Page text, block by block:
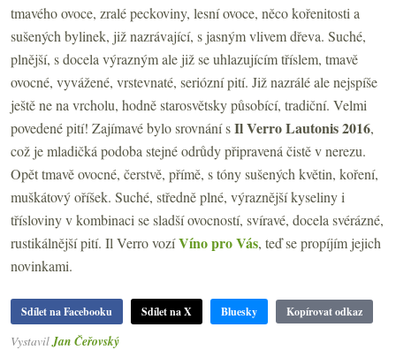
tmavého ovoce, zralé peckoviny, lesní ovoce, něco kořenitosti a
sušených bylinek, již nazrávající, s jasným vlivem dřeva. Suché,
plnější, s docela výrazným ale již se uhlazujícím tříslem, tmavě
ovocné, vyvážené, vrstevnaté, seriózní pití. Již nazrálé ale nejspíše
ještě ne na vrcholu, hodně starosvětsky působící, tradiční. Velmi
povedené pití! Zajímavé bylo srovnání sIl VerroLautonis 2016,
což je mladičká podoba stejné odrůdy připravená čistě v nerezu.
Opět tmavě ovocné, čerstvě, přímě, s tóny sušených květin, koření,
muškátový oříšek. Suché, středně plné, výraznější kyseliny i
třísloviny v kombinaci se sladší ovocností, svíravé, docela svérázné,
rustikálnější pití. Il Verro vozíVíno pro Vás, teď se propíjím jejich
novinkami.
Sdílet na Facebooku Sdílet na X Bluesky Kopírovat odkaz
Vystavil Jan Čeřovský